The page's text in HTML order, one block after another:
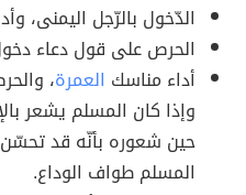
الدّخول بالرّجل اليمنى،
الحرص على قول دعاء
أداء مناسك العمرة،
وإذا كان المسلم يشعر
حين شعوره بأنّه قد
المسلم طواف الوداع.